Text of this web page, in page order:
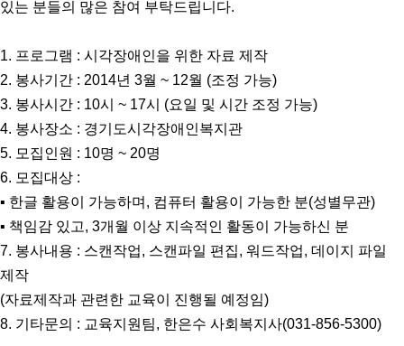
있는 분들의 많은 참여 부탁드립니다.
1. 프로그램 : 시각장애인을 위한 자료 제작
2. 봉사기간 : 2014년 3월 ~ 12월 (조정 가능)
3. 봉사시간 : 10시 ~ 17시 (요일 및 시간 조정 가능)
4. 봉사장소 : 경기도시각장애인복지관
5. 모집인원 : 10명 ~ 20명
6. 모집대상 :
▪ 한글 활용이 가능하며, 컴퓨터 활용이 가능한 분(성별무관)
▪ 책임감 있고, 3개월 이상 지속적인 활동이 가능하신 분
7. 봉사내용 : 스캔작업, 스캔파일 편집, 워드작업, 데이지 파일
제작
(자료제작과 관련한 교육이 진행될 예정임)
8. 기타문의 : 교육지원팀, 한은수 사회복지사(031-856-5300)